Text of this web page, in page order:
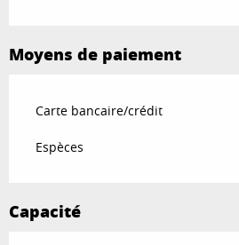
Moyens de paiement
Carte bancaire/crédit
Espèces
Capacité